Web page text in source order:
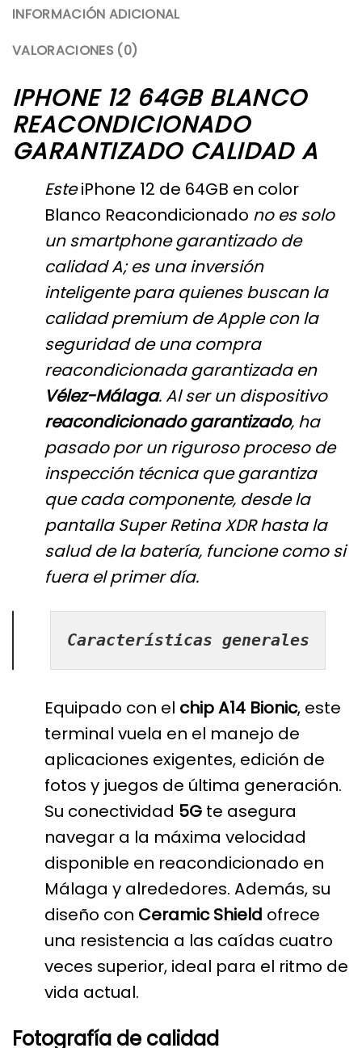
INFORMACIÓN ADICIONAL
VALORACIONES (0)
IPHONE 12 64GB BLANCO
REACONDICIONADO
GARANTIZADO CALIDAD A
EsteiPhone 12 de 64GB en color
Blanco Reacondicionado no es solo
un smartphone garantizado de
calidad A; es una inversión
inteligente para quienes buscan la
calidad premium de Apple con la
seguridad de una compra
reacondicionada garantizada en
Vélez-Málaga. Al ser un dispositivo
reacondicionado garantizado, ha
pasado por un riguroso proceso de
inspección técnica que garantiza
que cada componente, desde la
pantalla Super Retina XDR hasta la
salud de la batería, funcione como si
fuera el primer día.
Características generales
Equipado con el chip A14 Bionic, este
terminal vuela en el manejo de
aplicaciones exigentes, edición de
fotos y juegos de última generación.
Su conectividad 5G te asegura
navegar a la máxima velocidad
disponible en reacondicionado en
Málaga y alrededores. Además, su
diseño con Ceramic Shield ofrece
una resistencia a las caídas cuatro
veces superior, ideal para el ritmo de
vida actual.
Fotografía de calidad